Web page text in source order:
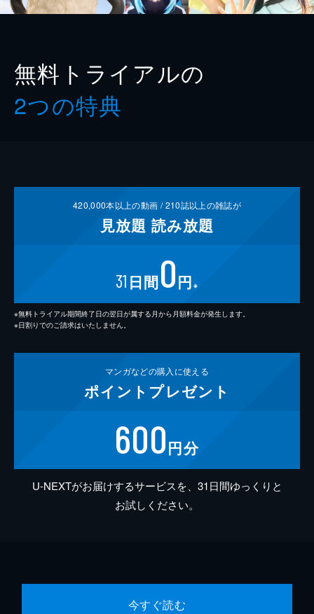
無料トライアルの
2つの特典
420,000本以上の動画 /210誌以上の雑誌が
見放題 読み放題
31 日間0円 ※
※無料トライアル期間終了日の翌日が属する月から月額料金が発生します。
※日割りでのご請求はいたしません。
マンガなどの購入に使える
ポイント プレゼント
600円分
U-NEXTがお届けするサービスを、31日間ゆっくりと
お試しください。
今すぐ読む